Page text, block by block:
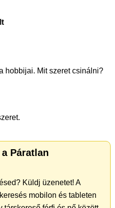
hobbijai. Mit szeret csinálni?
Páratlan
Küldj üzenetet! A
mobilon és tableten